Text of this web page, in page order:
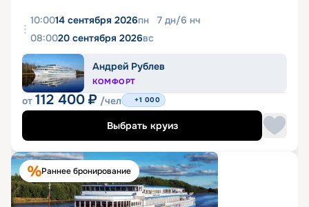
10:0014 сентября 2026пн 7 дн/6 нч
08:0020 сентября 2026вс
Андрей Рублев
КОМФОРТ
от 112 400 ₽ /чел +1 000
Выбрать круиз
Раннее бронирование